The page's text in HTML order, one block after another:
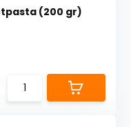
(200 gr)